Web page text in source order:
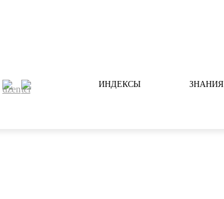
ИНДЕКСЫ ЗНАНИЯ